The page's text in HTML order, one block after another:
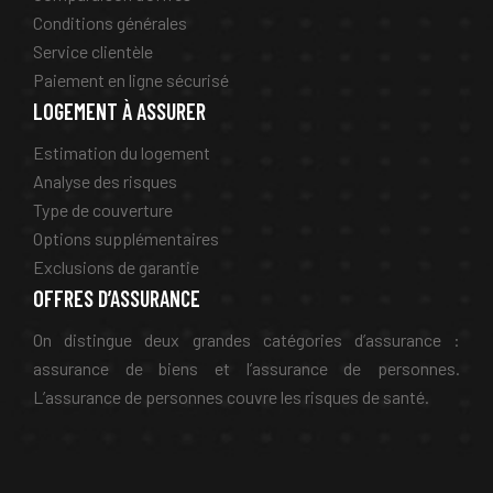
Conditions générales
Service clientèle
Paiement en ligne sécurisé
LOGEMENT À ASSURER
Estimation du logement
Analyse des risques
Type de couverture
Options supplémentaires
Exclusions de garantie
OFFRES D’ASSURANCE
On distingue deux grandes catégories d’assurance :
assurance de biens et l’assurance de personnes.
L’assurance de personnes couvre les risques de santé.